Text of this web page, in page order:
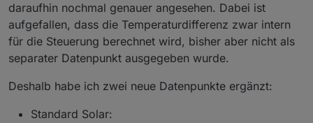
daraufhin nochmal genauer angesehen. Dabei ist
aufgefallen, dass die Temperaturdifferenz zwar intern
für die Steuerung berechnet wird, bisher aber nicht als
separater Datenpunkt ausgegeben wurde.
Deshalb habe ich zwei neue Datenpunkte ergänzt:
Standard Solar: